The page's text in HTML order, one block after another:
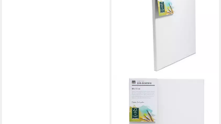
M MERCEO
Leinwand, 10er Set Leinwand
(je 5x 40x50cm+30x40cm)
Baumwolle auf Keilrahmen